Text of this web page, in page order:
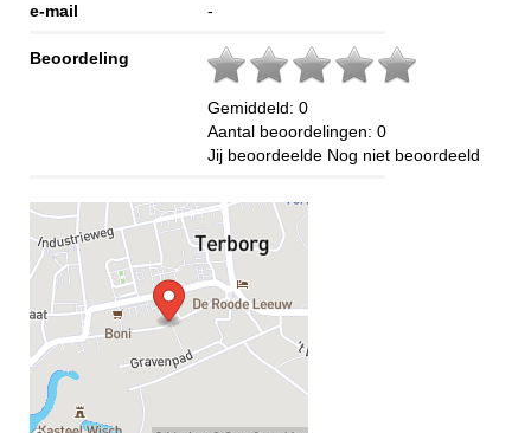
e-mail -
Beoordeling
Gemiddeld: 0
Aantal beoordelingen: 0
Jij beoordeelde Nog niet beoordeeld